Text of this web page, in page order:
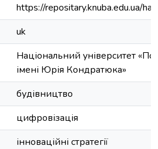
https://repositary.knuba.edu.ua/
uk
Національний університет
імені Юрія Кондратюка»
будівництво
цифровізація
інноваційні стратегії